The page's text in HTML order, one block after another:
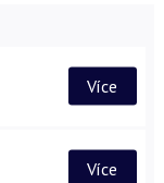
Více
Více